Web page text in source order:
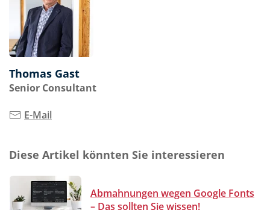
Thomas Gast
Senior Consultant
E-Mail
Diese Artikel könnten Sie interessieren
Abmahnungen wegen Google Fonts
– Das sollten Sie wissen!